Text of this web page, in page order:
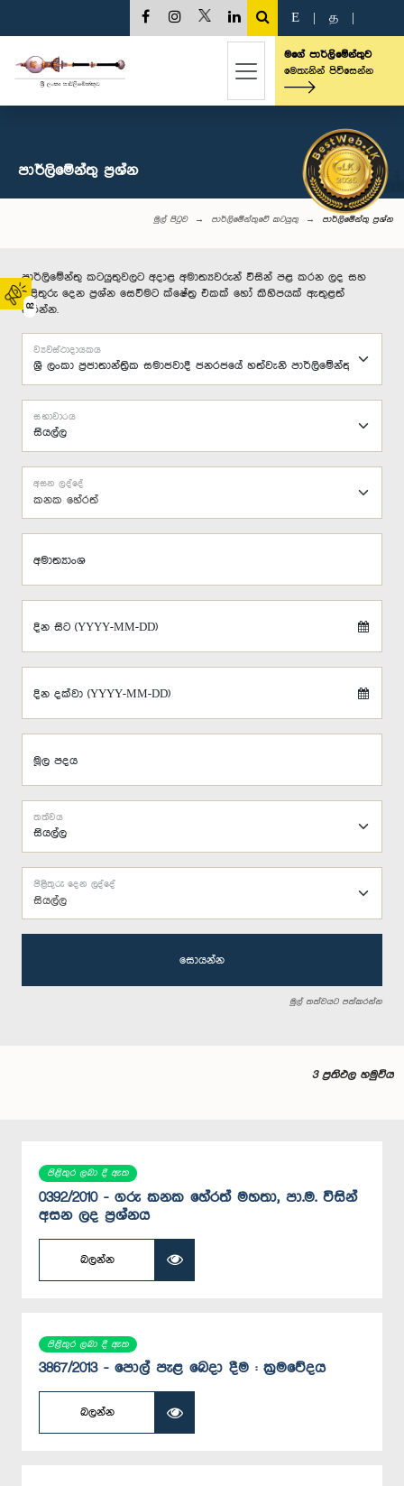
02
E த
මගේ පාර්ලිමේන්තුව
මෙතැනින් පිවිසෙන්න
පාර්ලි‌මේන්තු‌ ප්‍රශ්න
මුල් පිටුව පාර්ලිමේන්තුවේ කටයුතු පාර්ලි‌මේන්තු‌ ප්‍රශ්න
පාර්ලිමේන්තු කටයුතුවලට අදාළ අමාත්‍යවරුන් විසින් පළ කරන ලද සහ
පිළිතුරු දෙන ප්‍රශ්න සෙවීමට ක්ෂේත්‍ර එකක් හෝ කිහිපයක් ඇතුළත්
කරන්න.
ව්‍යවස්ථාදායකය
සභාවාරය
කනක හේරත්
අසන ලද්දේ
අමාත්‍යාංශ
දින සිට (YYYY-MM-DD)
දින දක්වා (YYYY-MM-DD)
මූල පදය
තත්වය
සියල්ල
පිළිතුරු දෙන ලද්දේ
සොයන්න
මුල් තත්වයට පත්කරන්න
3 ප්‍රතිඵල හමුවිය
පිළිතුර ලබා දී ඇත
0392/2010 - ගරු කනක හේරත් මහතා, පා.ම. විසින්
අසන ලද ප්‍රශ්නය
බලන්න
පිළිතුර ලබා දී ඇත
3867/2013 - පොල් පැළ බෙදා දීම : ක්‍රමවේදය
බලන්න